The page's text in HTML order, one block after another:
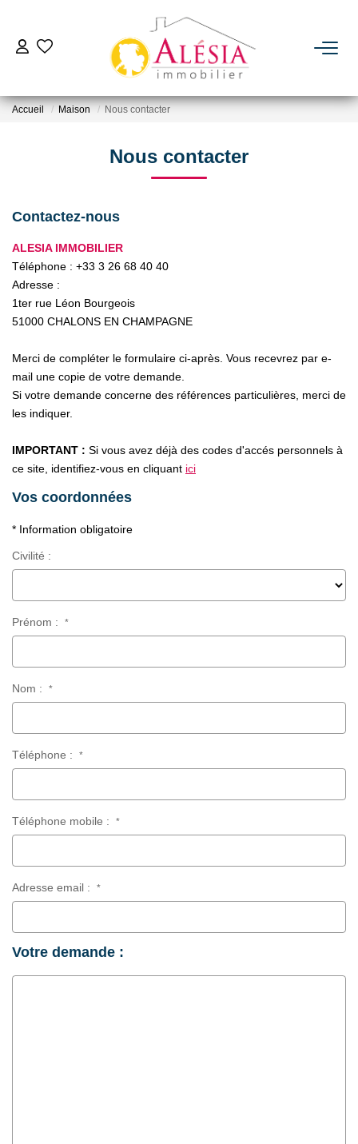
ACHETER
BIENS VENDUS / LOUÉS
NOTRE AGENCE
Qui Sommes Nous
CONTACT
Accueil Maison Nous contacter
Nous contacter
Contactez-nous
ALESIA IMMOBILIER
Téléphone : +33 3 26 68 40 40
Adresse :
1ter rue Léon Bourgeois
51000 CHALONS EN CHAMPAGNE
Merci de compléter le formulaire ci-après. Vous recevrez par e-
mail une copie de votre demande.
Si votre demande concerne des références particulières, merci de
les indiquer.
IMPORTANT : Si vous avez déjà des codes d'accés personnels à
ce site, identifiez-vous en cliquant ici
Vos coordonnées
* Information obligatoire
Civilité :
Prénom : *
Nom : *
Téléphone : *
Téléphone mobile : *
Adresse email : *
Votre demande :